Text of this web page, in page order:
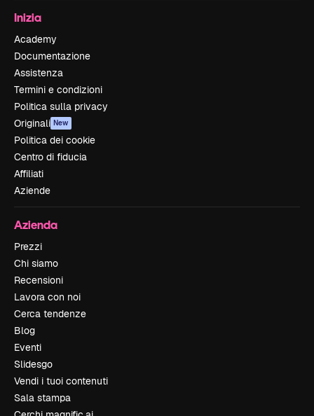
Inizia
Academy
Documentazione
Assistenza
Termini e condizioni
Politica sulla privacy
Originali New
Politica dei cookie
Centro di fiducia
Affiliati
Aziende
Azienda
Prezzi
Chi siamo
Recensioni
Lavora con noi
Cerca tendenze
Blog
Eventi
Slidesgo
Vendi i tuoi contenuti
Sala stampa